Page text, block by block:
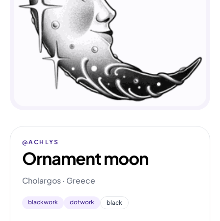
@ACHLYS
Ornament moon
Cholargos · Greece
blackwork dotwork black